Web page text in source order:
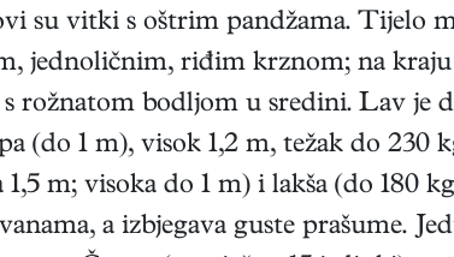
su vitki s oštrim pandžama. Tijelo
jednoličnim, riđim krznom; na kraju
rožnatom bodljom u sredini. Lav je
(do 1 m), visok 1,2 m, težak do 230
1,5 m; visoka do 1 m) i lakša (do 180
a izbjegava guste prašume.